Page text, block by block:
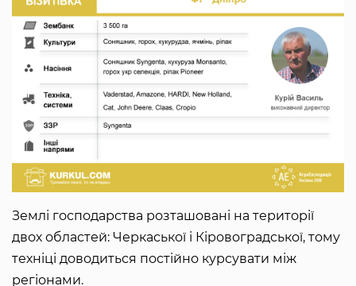
Землі господарства розташовані на території
двох областей: Черкаської і Кіровоградської, тому
техніці доводиться постійно курсувати між
регіонами.